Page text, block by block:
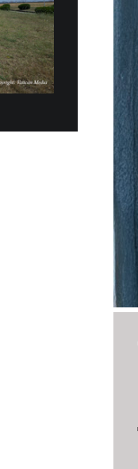
MÁS
eléctricos Fiat Topolino
en la mañana
del Estado...